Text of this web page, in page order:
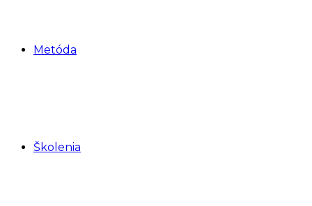
Metóda
Školenia